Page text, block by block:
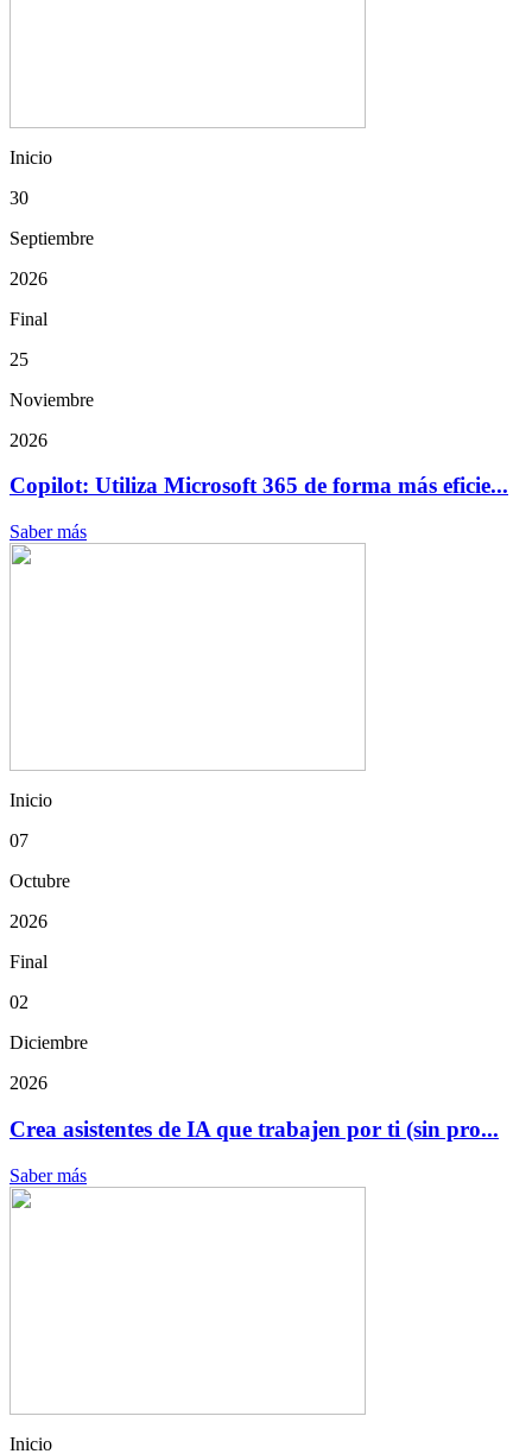
Inicio
30
Septiembre
2026
Final
25
Noviembre
2026
Copilot: Utiliza Microsoft 365 de forma más eficie...
Saber más
Inicio
07
Octubre
2026
Final
02
Diciembre
2026
Crea asistentes de IA que trabajen por ti (sin pro...
Saber más
Inicio